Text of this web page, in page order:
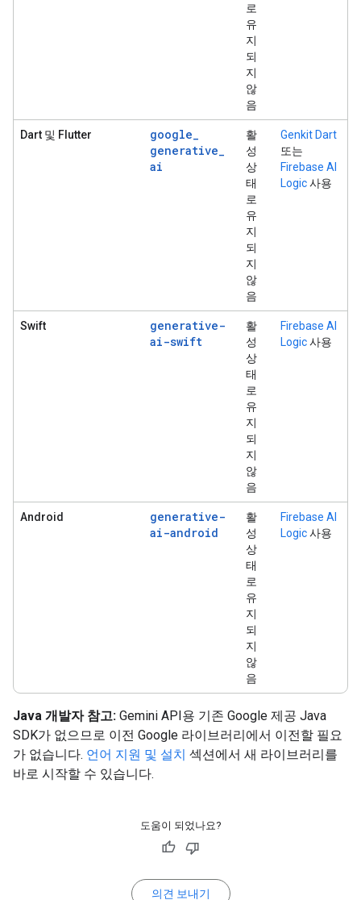
로
유
지
되
지
않
음
Dart 및 Flutter google_
generative_
ai
활
성
상
태
로
유
지
되
지
않
음
Genkit Dart
또는
Firebase AI
Logic사용
Swift
generative-
ai-swift
활
성
상
태
로
유
지
되
지
않
음
Firebase AI
Logic사용
Android
generative-
ai-android
활
성
상
태
로
유
지
되
지
않
음
Firebase AI
Logic사용
Java 개발자 참고: Gemini API용 기존 Google 제공 Java
SDK가 없으므로 이전 Google 라이브러리에서 이전할 필요
가 없습니다. 언어 지원 및 설치 섹션에서 새 라이브러리를
바로 시작할 수 있습니다.
도움이 되었나요?
의견 보내기